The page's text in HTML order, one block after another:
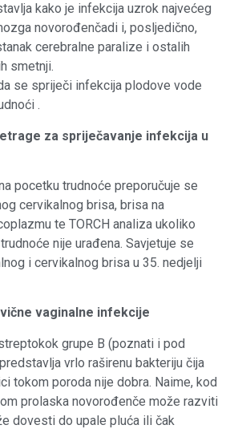
kako je infekcija uzrok najvećeg
novorođenčadi i, posljedično,
cerebralne paralize i ostalih
smetnji.
se spriječi infekcija plodove vode
.
za spriječavanje infekcija u
pocetku trudnoće preporučuje se
cervikalnog brisa, brisa na
te TORCH analiza ukoliko
nije urađena. Savjetuje se
i cervikalnog brisa u 35. nedjelji
vaginalne infekcije
grupe B (poznati i pod
vrlo raširenu bakteriju čija
tokom poroda nije dobra. Naime, kod
prolaska novorođenče može razviti
dovesti do upale pluća ili čak